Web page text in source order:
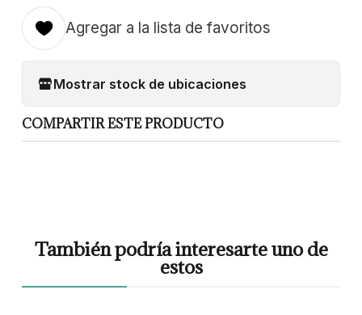
Agregar a la lista de favoritos
Mostrar stock de ubicaciones
COMPARTIR ESTE PRODUCTO
También podría interesarte uno de
estos